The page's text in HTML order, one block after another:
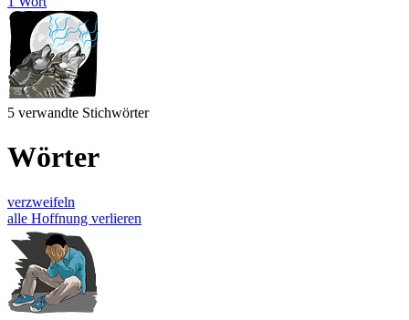
5 verwandte Stichwörter
Wörter
verzweifeln
alle Hoffnung verlieren